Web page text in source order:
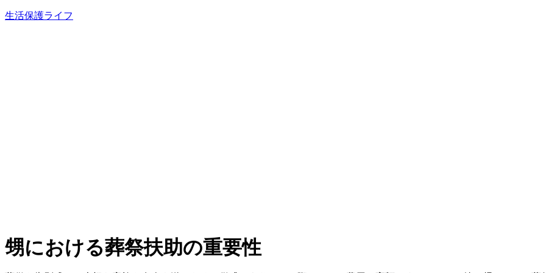
内
生活保護ライフ
甥における葬祭扶助の重要性